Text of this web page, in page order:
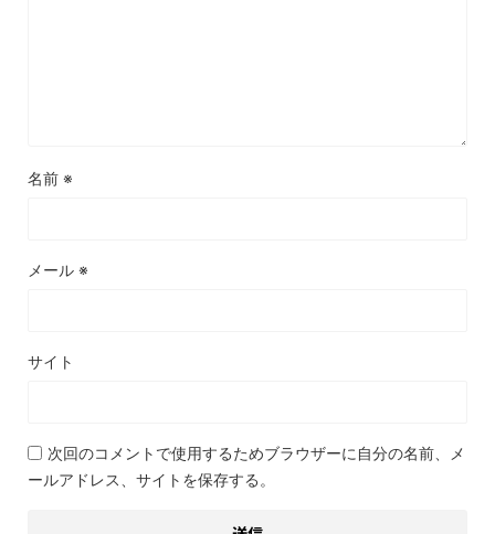
名前 ※
メール ※
サイト
次回のコメントで使用するためブラウザーに自分の名前、メ
ールアドレス、サイトを保存する。